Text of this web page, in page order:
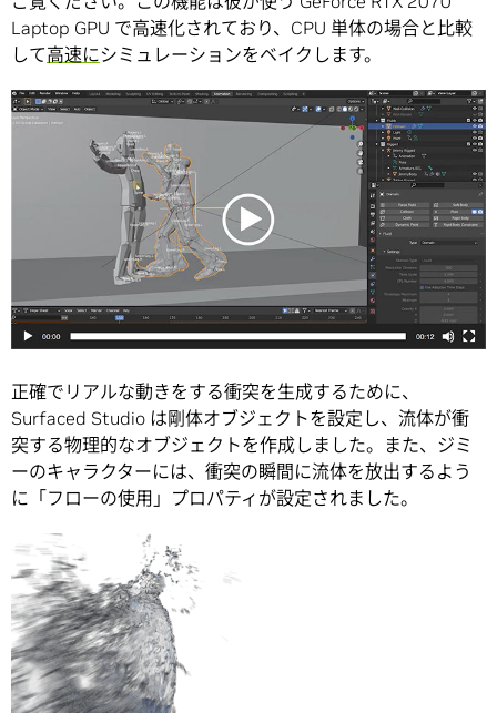
Laptop GPU で高速化されており、CPU 単体の場合と比較
して高速にシミュレーションをベイクします。
正確でリアルな動きをする衝突を生成するために、
Surfaced Studio は剛体オブジェクトを設定し、流体が衝
突する物理的なオブジェクトを作成しました。また、ジミ
ーのキャラクターには、衝突の瞬間に流体を放出するよう
に「フローの使用」プロパティが設定されました。